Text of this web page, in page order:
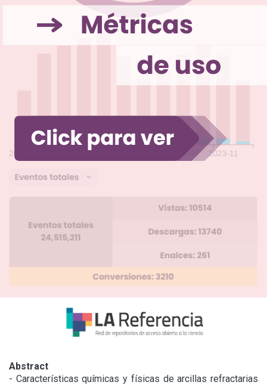
Abstract
- Características químicas y físicas de arcillas refractarias